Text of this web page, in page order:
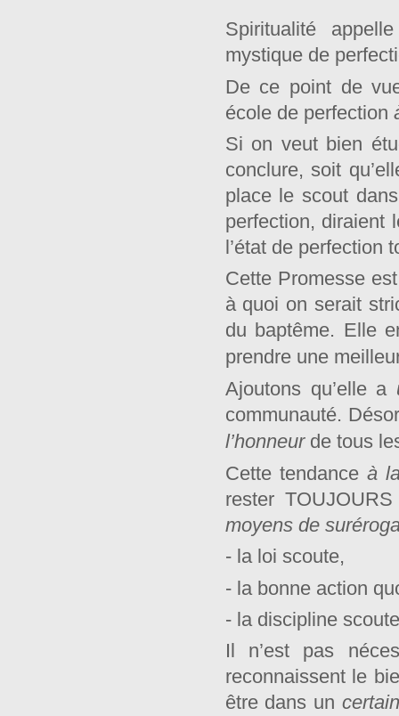
Spiritualité
mystique de
De ce point de
école de perfection
Si on veut bien
conclure, soit
place le scout
perfection, diraient
l’état de perfection
Cette Promesse
à quoi on serait
du baptême. Elle
prendre une
Ajoutons qu’elle a
communauté.
l’honneurde tous
Cette tendance à
rester
moyens de
- la loi scoute,
- la bonne action
- la discipline
Il n’est pas
reconnaissent le
être dans un certain